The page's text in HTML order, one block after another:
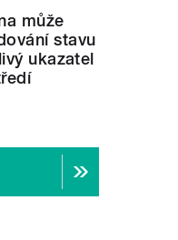
může
stavu
ukazatel